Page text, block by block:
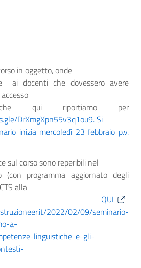
in oggetto, onde
ai docenti che dovessero avere
qui riportiamo per
DrXmgXpn55v3q1ou9. Si
inizia mercoledì 23 febbraio p.v.
sul corso sono reperibili nel
programma aggiornato degli
alla
QUI
2022/02/09/seminario-
a-
linguistiche-e-gli-